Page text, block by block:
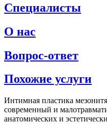
Специалисты
О нас
Вопрос-ответ
Похожие услуги
Интимная пластика
современный и
анатомических и